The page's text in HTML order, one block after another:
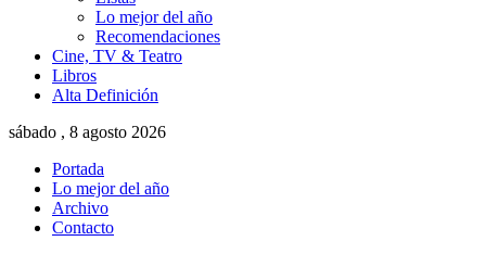
Lo mejor del año
Recomendaciones
Cine, TV & Teatro
Libros
Alta Definición
sábado , 8 agosto 2026
Portada
Lo mejor del año
Archivo
Contacto